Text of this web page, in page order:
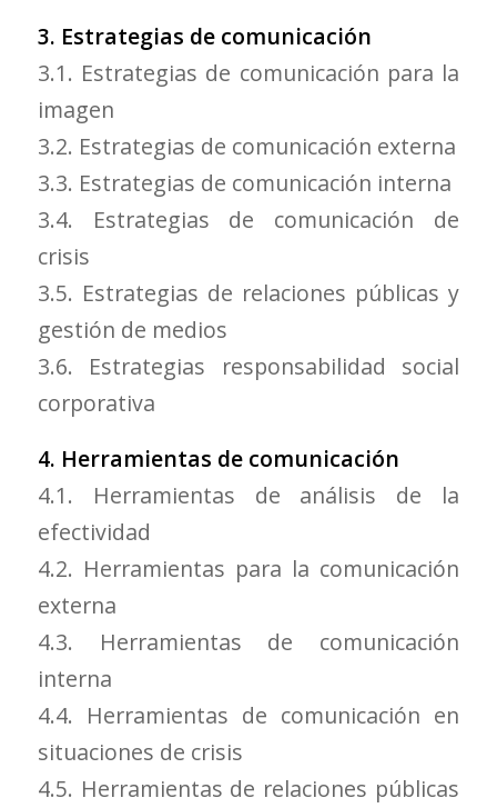
3. Estrategias de comunicación
3.1. Estrategias de comunicación para la
imagen
3.2. Estrategias de comunicación externa
3.3. Estrategias de comunicación interna
3.4. Estrategias de comunicación de
crisis
3.5. Estrategias de relaciones públicas y
gestión de medios
3.6. Estrategias responsabilidad social
corporativa
4. Herramientas de comunicación
4.1. Herramientas de análisis de la
efectividad
4.2. Herramientas para la comunicación
externa
4.3. Herramientas de comunicación
interna
4.4. Herramientas de comunicación en
situaciones de crisis
4.5. Herramientas de relaciones públicas